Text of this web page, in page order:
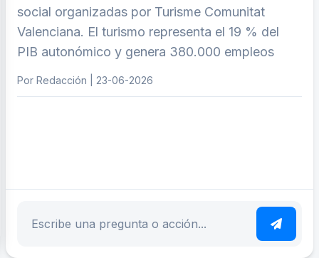
social organizadas por Turisme Comunitat
Valenciana. El turismo representa el 19 % del
PIB autonómico y genera 380.000 empleos
Por Redacción | 23-06-2026
Escribe tu pregunta